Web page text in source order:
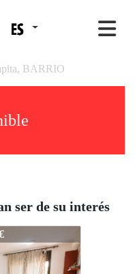
BARRIO
ser de su interés